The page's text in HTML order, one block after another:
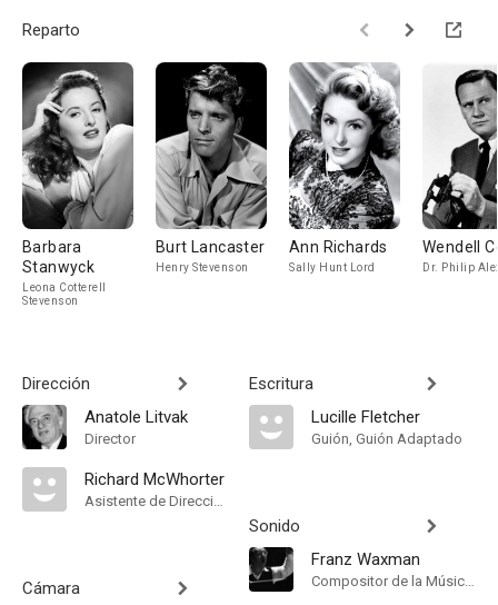
Reparto
Barbara
Stanwyck
Leona Cotterell
Stevenson
Burt Lancaster
Henry Stevenson
Ann Richards
Sally Hunt Lord
Wendell
Dr. Philip
Dirección
Anatole Litvak
Director
Richard McWhorter
Asistente de Dirección
Cámara
Escritura
Lucille Fletcher
Guión, Guión Adaptado
Sonido
Franz Waxman
Compositor de la Música Original